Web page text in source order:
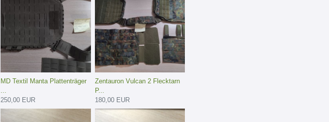
MD Textil Manta Plattenträger
...
250,00 EUR
Zentauron Vulcan 2 Flecktarn
P...
180,00 EUR